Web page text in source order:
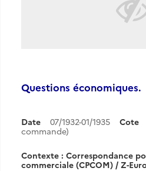
Questions économiques.
Date 07/1932-01/1935 Cote
commande)
Contexte : Correspondance
commerciale (CPCOM) / Z-